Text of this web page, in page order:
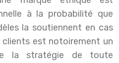
à la probabilité que
la soutiennent en cas
est notoirement un
la stratégie de toute